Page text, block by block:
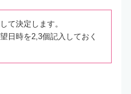
て決定します。
日時を2,3個記入しておく